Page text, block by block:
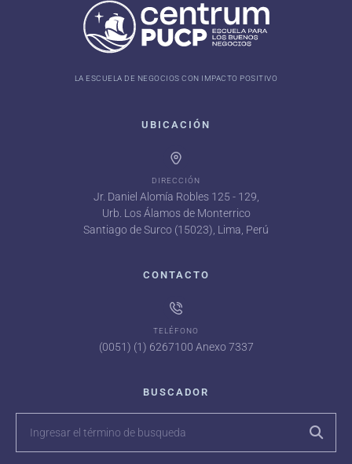
LA ESCUELA DE NEGOCIOS CON IMPACTO POSITIVO
UBICACIÓN
DIRECCIÓN
Jr. Daniel Alomía Robles 125 - 129,
Urb. Los Álamos de Monterrico
Santiago de Surco (15023), Lima, Perú
CONTACTO
TELÉFONO
(0051) (1) 6267100 Anexo 7337
BUSCADOR